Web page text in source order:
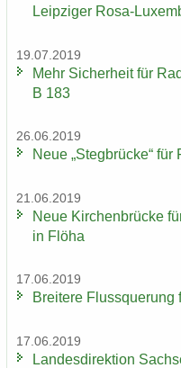
Leip­zi­ger Rosa-​
19.07.2019
Mehr Si­cher­heit für
B 183
26.06.2019
Neue „Steg­brü­cke“ für
21.06.2019
Neue Kir­chen­brü­cke
in Flöha
17.06.2019
Brei­te­re Fluss­que­rung
17.06.2019
Lan­des­di­rek­ti­on